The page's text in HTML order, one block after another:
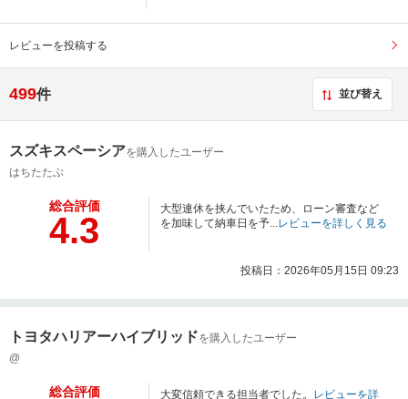
レビューを投稿する
499件 並び替え
スズキスペーシアを購入したユーザー
はちたたぶ
総合評価
4.3
大型連休を挟んでいたため、ローン審査など
を加味して納車日を予...レビューを詳しく見る
投稿日：2026年05月15日 09:23
トヨタハリアーハイブリッドを購入したユーザー
@
総合評価 大変信頼できる担当者でした。 レビューを詳